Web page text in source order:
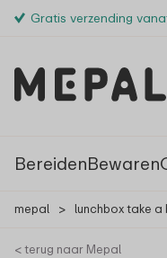
Gratis verzending
BereidenBewaren
mepal > lunchbox take
< terug naar Mepal